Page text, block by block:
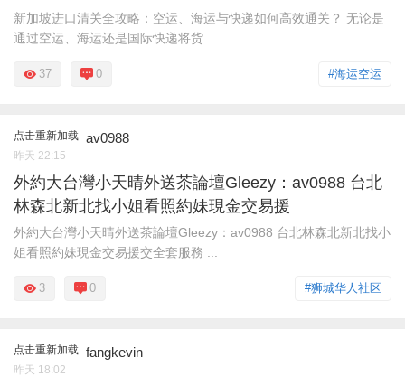
新加坡进口清关全攻略：空运、海运与快递如何高效通关？ 无论是
通过空运、海运还是国际快递将货 ...
#海运空运
37 0
点击重新加载 av0988
昨天 22:15
外約大台灣小天晴外送茶論壇Gleezy：av0988 台北
林森北新北找小姐看照約妹現金交易援
外約大台灣小天晴外送茶論壇Gleezy：av0988 台北林森北新北找小
姐看照約妹現金交易援交全套服務 ...
#狮城华人社区
3 0
点击重新加载 fangkevin
昨天 18:02